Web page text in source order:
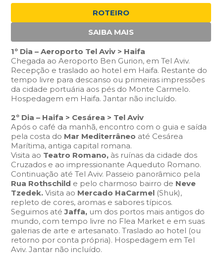
ROTEIRO
SAIBA MAIS
1º Dia – Aeroporto Tel Aviv > Haifa
Chegada ao Aeroporto Ben Gurion, em Tel Aviv.
Recepção e traslado ao hotel em Haifa. Restante do
tempo livre para descanso ou primeiras impressões
da cidade portuária aos pés do Monte Carmelo.
Hospedagem em Haifa. Jantar não incluído.
2º Dia – Haifa > Cesárea > Tel Aviv
Após o café da manhã, encontro com o guia e saída
pela costa do Mar Mediterrâneo até Cesárea
Marítima, antiga capital romana.
Visita ao Teatro Romano, às ruínas da cidade dos
Cruzados e ao impressionante Aqueduto Romano.
Continuação até Tel Aviv. Passeio panorâmico pela
Rua Rothschild e pelo charmoso bairro de Neve
Tzedek.Visita ao Mercado HaCarmel (Shuk),
repleto de cores, aromas e sabores típicos.
Seguimos atéJaffa, um dos portos mais antigos do
mundo, com tempo livre no Flea Market e em suas
galerias de arte e artesanato. Traslado ao hotel (ou
retorno por conta própria). Hospedagem em Tel
Aviv. Jantar não incluído.